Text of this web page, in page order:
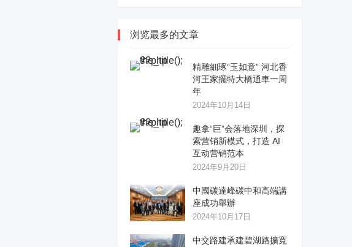
浏览最多的文章
精雕細琢“玉如意” 河北香
河王家擺特大橋通車一周
年
2024年10月14日
趣拿“巨”会落地深圳，探
索营销新模式，打造 AI
互动营销范本
2024年9月20日
中國碳達峰碳中和高端講
座成功舉辦
2024年10月17日
中交路建承建碧湖路擴寬